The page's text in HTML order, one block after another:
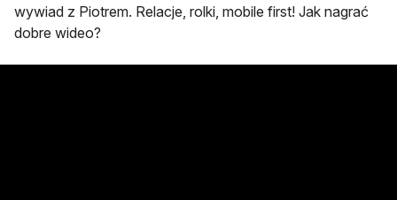
wywiad z Piotrem. Relacje, rolki, mobile first! Jak nagrać
dobre wideo?